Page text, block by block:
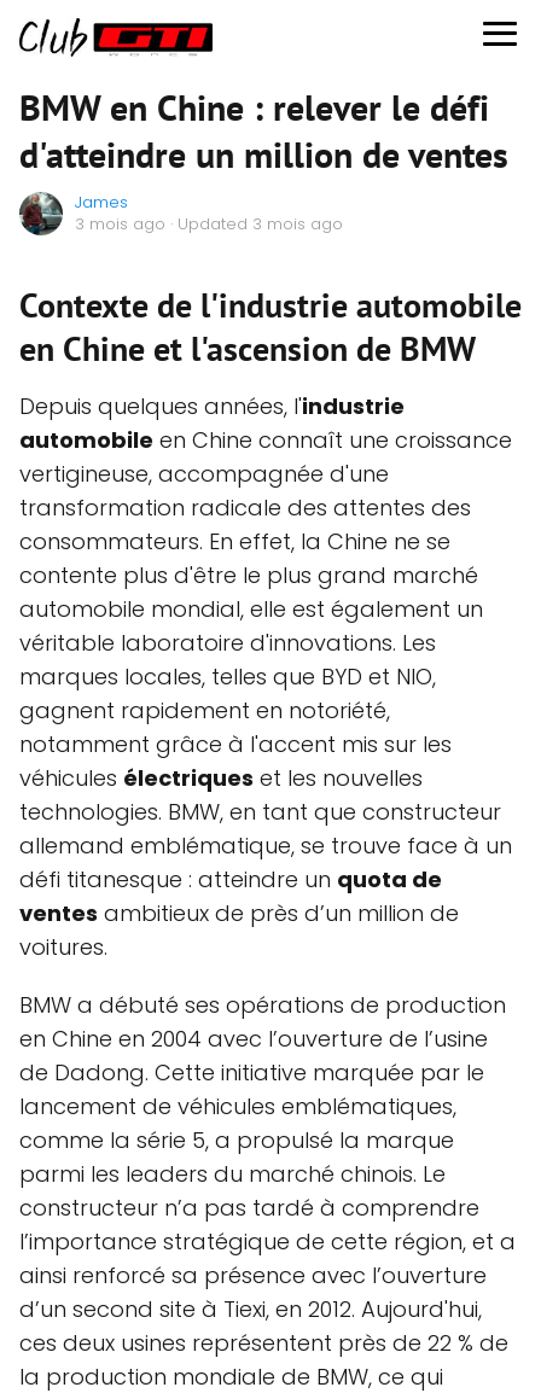
BMW en Chine : relever le défi
d'atteindre un million de ventes
James
3 mois ago · Updated 3 mois ago
Contexte de l'industrie automobile
en Chine et l'ascension de BMW
Depuis quelques années, l'industrie
automobile en Chine connaît une croissance
vertigineuse, accompagnée d'une
transformation radicale des attentes des
consommateurs. En effet, la Chine ne se
contente plus d'être le plus grand marché
automobile mondial, elle est également un
véritable laboratoire d'innovations. Les
marques locales, telles que BYD et NIO,
gagnent rapidement en notoriété,
notamment grâce à l'accent mis sur les
véhicules électriques et les nouvelles
technologies. BMW, en tant que constructeur
allemand emblématique, se trouve face à un
défi titanesque : atteindre un quota de
ventes ambitieux de près d’un million de
voitures.
BMW a débuté ses opérations de production
en Chine en 2004 avec l’ouverture de l’usine
de Dadong. Cette initiative marquée par le
lancement de véhicules emblématiques,
comme la série 5, a propulsé la marque
parmi les leaders du marché chinois. Le
constructeur n’a pas tardé à comprendre
l’importance stratégique de cette région, et a
ainsi renforcé sa présence avec l’ouverture
d’un second site à Tiexi, en 2012. Aujourd'hui,
ces deux usines représentent près de 22 % de
la production mondiale de BMW, ce qui